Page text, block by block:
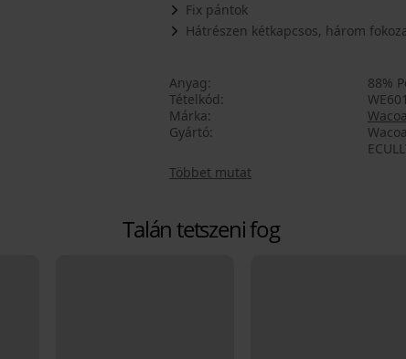
Fix pántok
Hátrészen kétkapcsos, három
Anyag
88%
Tételkód
Márka
Gyártó
Többet mutat
Talán tetszeni fog